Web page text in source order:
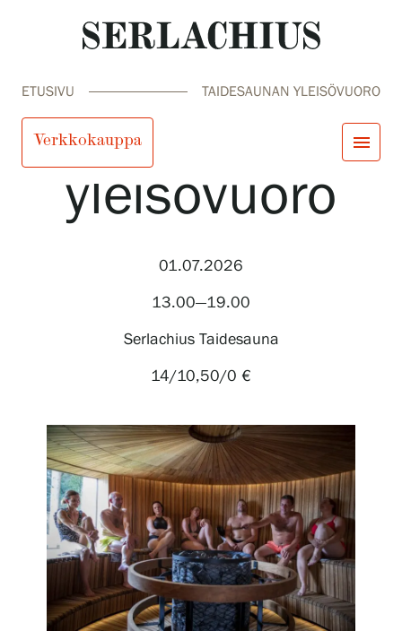
Tule meille
Kokoelmat ja museo
ETUSIVU TAIDESAUNAN YLEISÖVUORO
Verkkokauppa menu
Näyttelyt
Tapahtumat
Palvelumme
Taidesaunan
yleisövuoro
01.07.2026
13.00—19.00
Serlachius Taidesauna
14/10,50/0 €